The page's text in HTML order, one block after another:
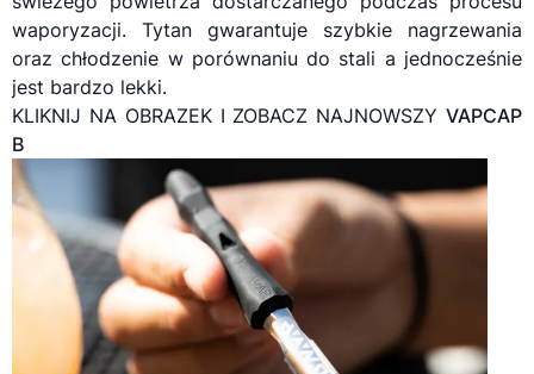
waporyzacji. Tytan gwarantuje szybkie nagrzewania
oraz chłodzenie w porównaniu do stali a jednocześnie
jest bardzo lekki.
KLIKNIJ NA OBRAZEK I ZOBACZ NAJNOWSZY VAPCAP
B